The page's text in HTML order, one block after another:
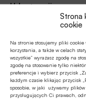
Strona
cookie
Na stronie stosujemy pliki cookie
korzystania, a także w celach
wszystkie” wyrażasz zgodę na
zgodę na stosowanie tylko
preferencje i wybierz przycisk
każdym czasie klikając przycisk
sposobie, w jaki używamy plików
przysługujących Ci prawach,
Udostępnij
Tagi
akcje FinTech